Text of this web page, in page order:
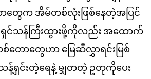
တွေက အိမ်တစ်လုံးဖြစ်နေတဲ့အပြင်
င်သန်ကြီးထွားဖို့ကိုလည်း အထောက်
တောတွေဟာ မြေဆီလွှာရင်းမြစ်
သန့်ရှင်းတဲ့ရေနဲ့ မျှတတဲ့ ဥတုကိုပေး